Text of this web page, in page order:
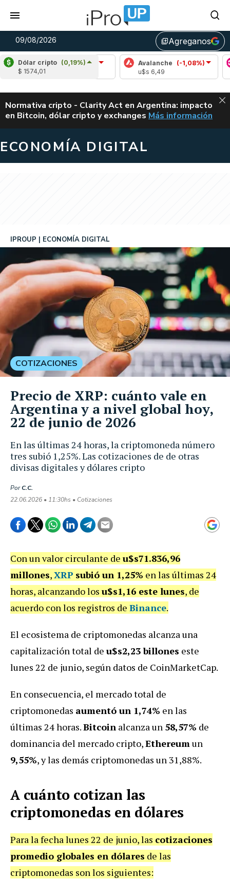
09/08/2026 library_addAgreganos
Dólar cripto (0,19%)
$ 1574,01
Cardano (-0,02%)
u$s 0,20
Avalanche (-1,08%)
u$s 6,49
ALERTA
Normativa cripto - Clarity Act en Argentina: impacto
en Bitcoin, dólar cripto y exchanges CLARITY ACT EN
Más información
ECONOMÍA DIGITAL
En las últimas 24 horas, la criptomoneda número
tres subió 1,25%. Las cotizaciones de de otras
divisas digitales y dólares cripto
IPROUP ECONOMÍA DIGITAL
PorC.C.
22.06.2026 • 11:30hs • Cotizaciones
COTIZACIONES
Precio de XRP: cuánto vale en
Argentina y a nivel global hoy,
22 de junio de 2026
Con un valor circulante de u$s71.836,96
millones,XRP subió un 1,25% en las últimas 24
horas, alcanzando los u$s1,16 este lunes, de
acuerdo con los registros de Binance.
El ecosistema de criptomonedas alcanza una
capitalización total de u$s2,23 billones este
lunes 22 de junio, según datos de CoinMarketCap.
En consecuencia, el mercado total de
criptomonedas aumentó un 1,74% en las
últimas 24 horas.Bitcoin alcanza un 58,57% de
dominancia del mercado cripto,Ethereumun
9,55%, y las demás criptomonedas un 31,88%.
A cuánto cotizan las
criptomonedas en dólares
Para la fecha lunes 22 de junio, las cotizaciones
promedio globales en dólares de las
criptomonedas son los siguientes: